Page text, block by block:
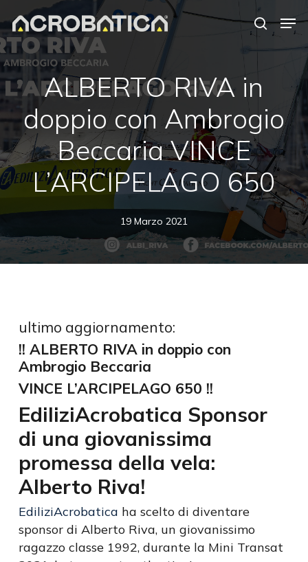
to
main
content
search
ALBERTO RIVA in
doppio con Ambrogio
Beccaria VINCE
L’ARCIPELAGO 650
19 Marzo 2021
ultimo aggiornamento:
!! ALBERTO RIVA in doppio con
Ambrogio Beccaria
VINCE L’ARCIPELAGO 650 !!
EdiliziAcrobatica Sponsor
di una giovanissima
promessa della vela:
Alberto Riva!
EdiliziAcrobatica ha scelto di diventare
sponsor di Alberto Riva, un giovanissimo
ragazzo classe 1992, durante la Mini Transat